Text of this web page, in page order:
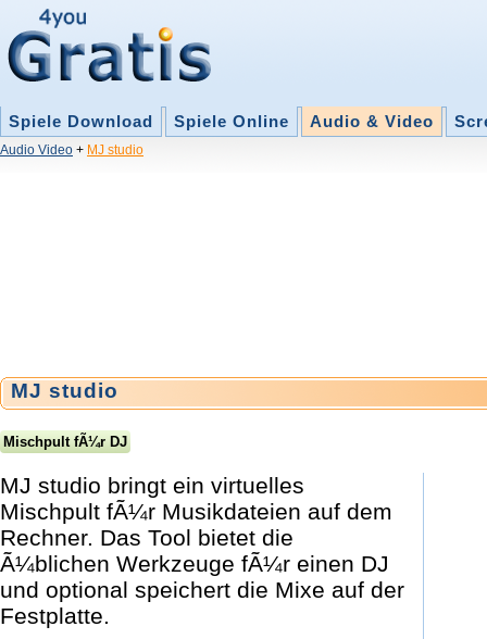
Spiele Download Spiele Online Audio & Video
Audio Video + MJ studio
MJ studio
Mischpult fÃ¼r DJ
MJ studio bringt ein virtuelles
Mischpult fÃ¼r Musikdateien auf dem
Rechner. Das Tool bietet die
Ã¼blichen Werkzeuge fÃ¼r einen DJ
und optional speichert die Mixe auf der
Festplatte.